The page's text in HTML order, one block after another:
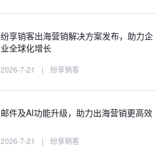
纷享销客出海营销解决方案发布，助力企
业全球化增长
2026-7-21 | 纷享销客
邮件及AI功能升级，助力出海营销更高效
2026-7-21 | 纷享销客